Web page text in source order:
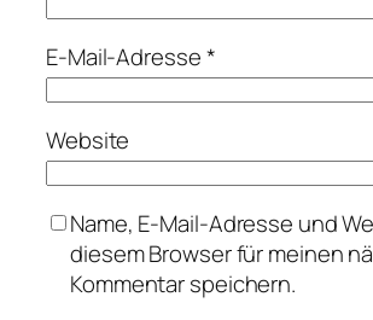
E-Mail-Adresse*
Website
Name, E-Mail-Adresse und
diesem Browser für meinen
Kommentar speichern.